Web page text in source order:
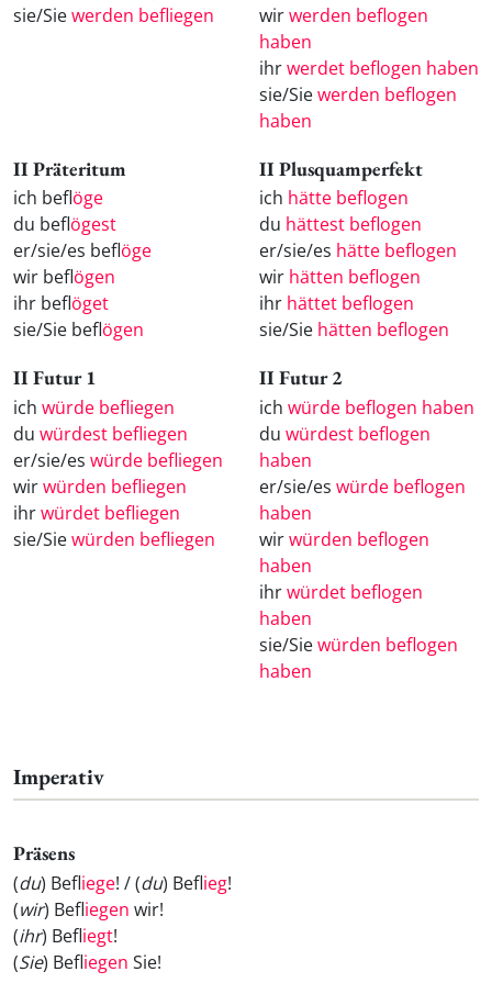
sie/Siewerden befliegen
wirwerden beflogen
haben
ihrwerdet beflogen haben
sie/Siewerden beflogen
haben
II Präteritum
ich beflöge
du beflögest
er/sie/es beflöge
wir beflögen
ihr beflöget
sie/Sie beflögen
II Plusquamperfekt
ich hätte beflogen
du hättest beflogen
er/sie/es hätte beflogen
wir hätten beflogen
ihr hättet beflogen
sie/Sie hätten beflogen
II Futur 1
ich würde befliegen
du würdest befliegen
er/sie/es würde befliegen
wirwürden befliegen
ihrwürdet befliegen
sie/Siewürden befliegen
II Futur 2
ich würde beflogen haben
du würdest beflogen
haben
er/sie/es würde beflogen
haben
wirwürden beflogen
haben
ihrwürdet beflogen
haben
sie/Siewürden beflogen
haben
Imperativ
Präsens
(du) Befliege! / (du) Beflieg!
(wir) Befliegen wir!
(ihr) Befliegt!
(Sie) Befliegen Sie!